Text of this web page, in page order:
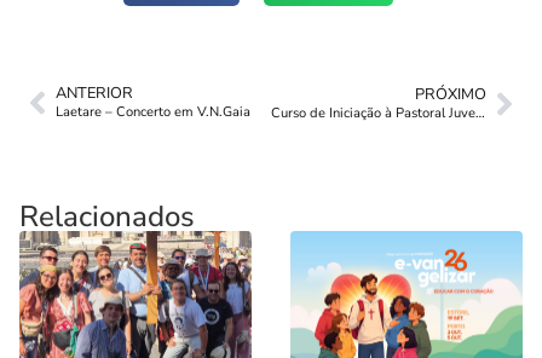
ANTERIOR
Laetare – Concerto em V.N.Gaia
PRÓXIMO
Curso de Iniciação à Pastoral Juvenil
Relacionados